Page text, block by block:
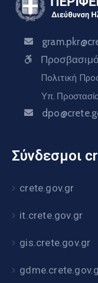
Πολιτική
Υπ.
Σύνδεσμοι
crete.gov.gr
it.crete.gov.gr
gis.crete.gov.gr